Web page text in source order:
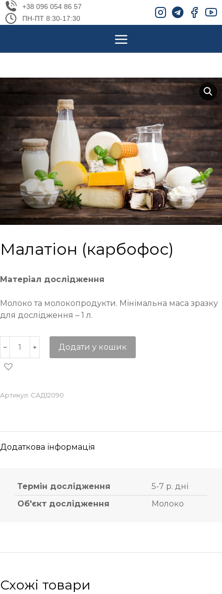
+38 096 054 86 57
ПН-ПТ 8:30-17:30
Малатіон (карбофос)
Матеріал дослідження
Молоко та молокопродукти. Мінімальна маса зразку
для дослідження – 1 л.
Додати у кошик
Артикул: САД12090
Додаткова інформація
Термін дослідження
5-7 р. дні
Об'єкт дослідження
Молоко
Схожі товари